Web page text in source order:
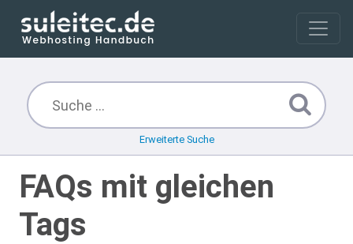
Erweiterte Suche
FAQs mit gleichen
Tags